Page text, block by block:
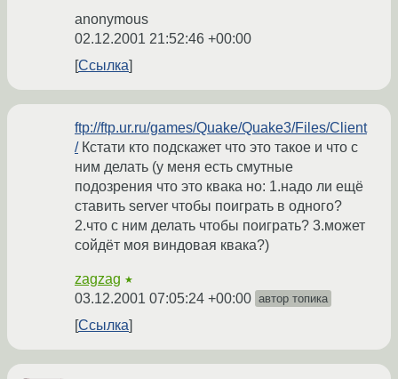
anonymous
02.12.2001 21:52:46 +00:00
Ссылка
ftp://ftp.ur.ru/games/Quake/Quake3/Files/Client
/Кстати кто подскажет что это такое и что с
ним делать (у меня есть смутные
подозрения что это квака но: 1.надо ли ещё
ставить server чтобы поиграть в одного?
2.что с ним делать чтобы поиграть? 3.может
сойдёт моя виндовая квака?)
zagzag ★
03.12.2001 07:05:24 +00:00 автор топика
Ссылка